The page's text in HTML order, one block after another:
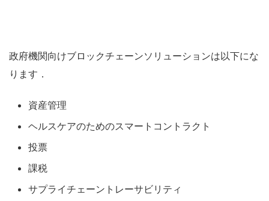
政府機関向けブロックチェーンソリューションは以下にな
ります．
資産管理
ヘルスケアのためのスマートコントラクト
投票
課税
サプライチェーントレーサビリティ